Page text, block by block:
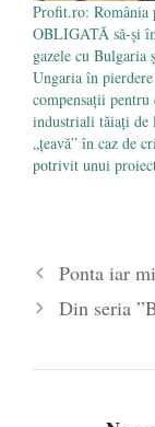
Profit.ro: România
OBLIGATĂ să-și
gazele cu Bulgaria
Ungaria în
compensații
industriali tăiați de
„țeavă” în caz de
potrivit unui
Ponta iar
Din seria